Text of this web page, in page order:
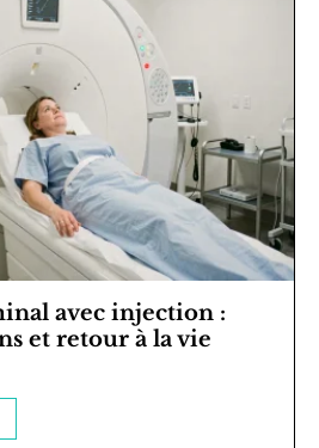
avec injection :
et retour à la vie